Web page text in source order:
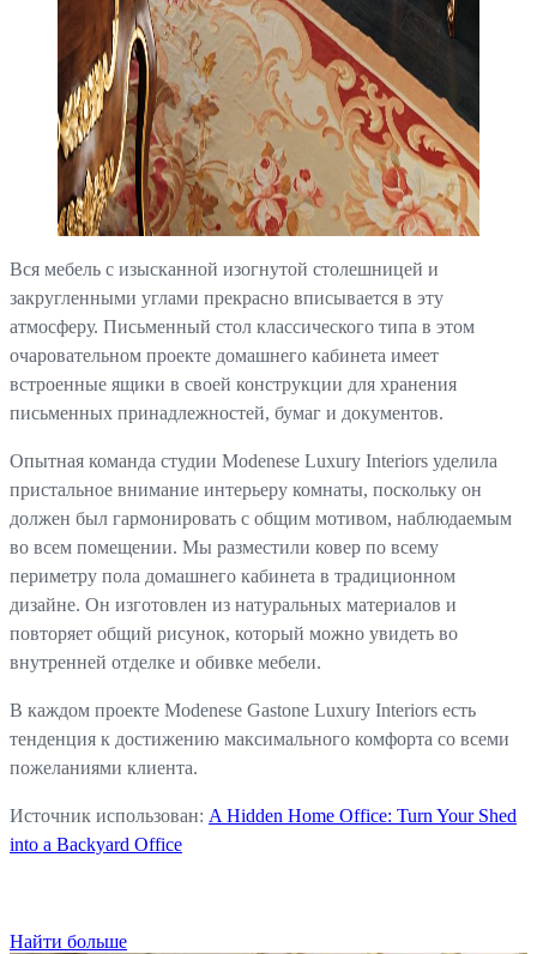
Вся мебель с изысканной изогнутой столешницей и
закругленными углами прекрасно вписывается в эту
атмосферу. Письменный стол классического типа в этом
очаровательном проекте домашнего кабинета имеет
встроенные ящики в своей конструкции для хранения
письменных принадлежностей, бумаг и документов.
Опытная команда студии Modenese Luxury Interiors уделила
пристальное внимание интерьеру комнаты, поскольку он
должен был гармонировать с общим мотивом, наблюдаемым
во всем помещении. Мы разместили ковер по всему
периметру пола домашнего кабинета в традиционном
дизайне. Он изготовлен из натуральных материалов и
повторяет общий рисунок, который можно увидеть во
внутренней отделке и обивке мебели.
В каждом проекте Modenese Gastone Luxury Interiors есть
тенденция к достижению максимального комфорта со всеми
пожеланиями клиента.
Источник использован: A Hidden Home Office: Turn Your Shed
into a Backyard Office
Найти больше